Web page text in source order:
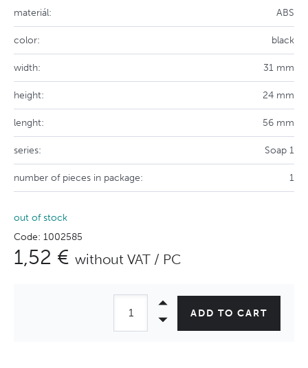
materiál: ABS
color: black
width: 31 mm
height: 24 mm
lenght: 56 mm
series: Soap 1
number of pieces in package: 1
out of stock
Code: 1002585
1,52 € without VAT / PC
ADD TO CART